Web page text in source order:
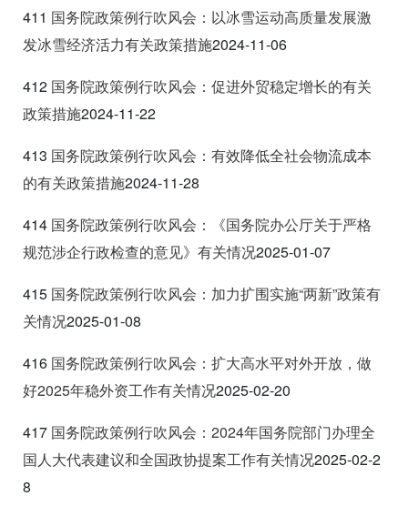
411 国务院政策例行吹风会：以冰雪运动高质量发展激
发冰雪经济活力有关政策措施2024-11-06
412 国务院政策例行吹风会：促进外贸稳定增长的有关
政策措施2024-11-22
413 国务院政策例行吹风会：有效降低全社会物流成本
的有关政策措施2024-11-28
414 国务院政策例行吹风会：《国务院办公厅关于严格
规范涉企行政检查的意见》有关情况2025-01-07
415 国务院政策例行吹风会：加力扩围实施“两新”政策有
关情况2025-01-08
416 国务院政策例行吹风会：扩大高水平对外开放，做
好2025年稳外资工作有关情况2025-02-20
417 国务院政策例行吹风会：2024年国务院部门办理全
国人大代表建议和全国政协提案工作有关情况2025-02-2
8